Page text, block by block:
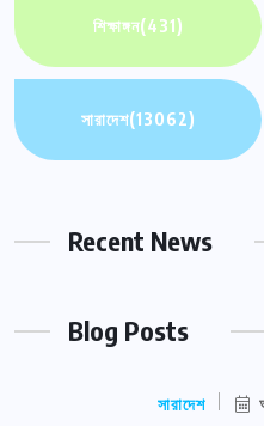
শিক্ষাঙ্গন(431)
সারাদেশ(13062)
Recent News
Blog Posts
সারাদেশ